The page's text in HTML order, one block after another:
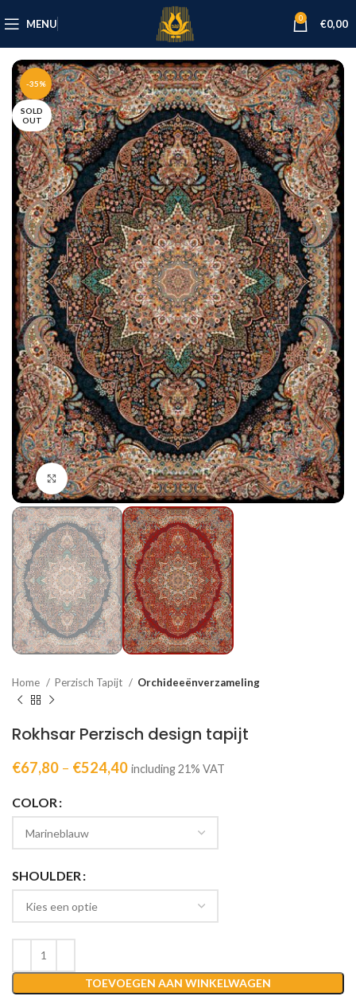
MENU 0 €0,00
-35%
SOLD
OUT
Click to enlarge
Home Perzisch Tapijt Orchideeënverzameling
Rokhsar Perzisch design tapijt
€67,80 – €524,40 including 21% VAT
COLOR
SHOULDER
TOEVOEGEN AAN WINKELWAGEN